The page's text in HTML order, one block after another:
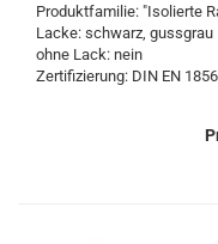
Produktfamilie: "Isolierte
Lacke: schwarz, gussgrau
ohne Lack: nein
Zertifizierung: DIN EN